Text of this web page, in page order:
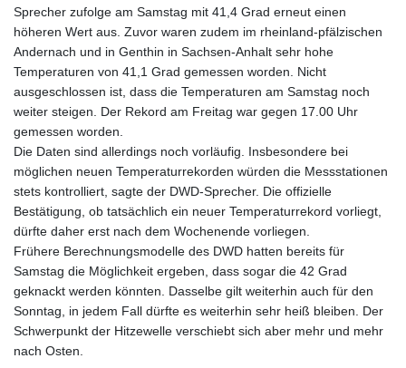
Sprecher zufolge am Samstag mit 41,4 Grad erneut einen
höheren Wert aus. Zuvor waren zudem im rheinland-pfälzischen
Andernach und in Genthin in Sachsen-Anhalt sehr hohe
Temperaturen von 41,1 Grad gemessen worden. Nicht
ausgeschlossen ist, dass die Temperaturen am Samstag noch
weiter steigen. Der Rekord am Freitag war gegen 17.00 Uhr
gemessen worden.
Die Daten sind allerdings noch vorläufig. Insbesondere bei
möglichen neuen Temperaturrekorden würden die Messstationen
stets kontrolliert, sagte der DWD-Sprecher. Die offizielle
Bestätigung, ob tatsächlich ein neuer Temperaturrekord vorliegt,
dürfte daher erst nach dem Wochenende vorliegen.
Frühere Berechnungsmodelle des DWD hatten bereits für
Samstag die Möglichkeit ergeben, dass sogar die 42 Grad
geknackt werden könnten. Dasselbe gilt weiterhin auch für den
Sonntag, in jedem Fall dürfte es weiterhin sehr heiß bleiben. Der
Schwerpunkt der Hitzewelle verschiebt sich aber mehr und mehr
nach Osten.